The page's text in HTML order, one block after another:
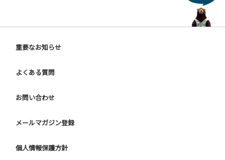
重要なお知らせ
よくある質問
お問い合わせ
メールマガジン登録
個人情報保護方針